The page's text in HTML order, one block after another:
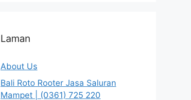
Laman
About Us
Bali Roto Rooter Jasa Saluran
Mampet | (0361) 725 220